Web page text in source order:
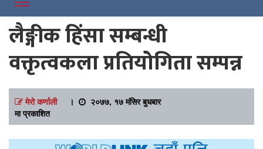
लैङ्गीक हिंसा सम्बन्धी
वक्तृत्वकला प्रतियोगिता सम्पन्न
मेरो कर्णाली।
२०७७, १७ मंसिर बुधबार
मा प्रकाशित